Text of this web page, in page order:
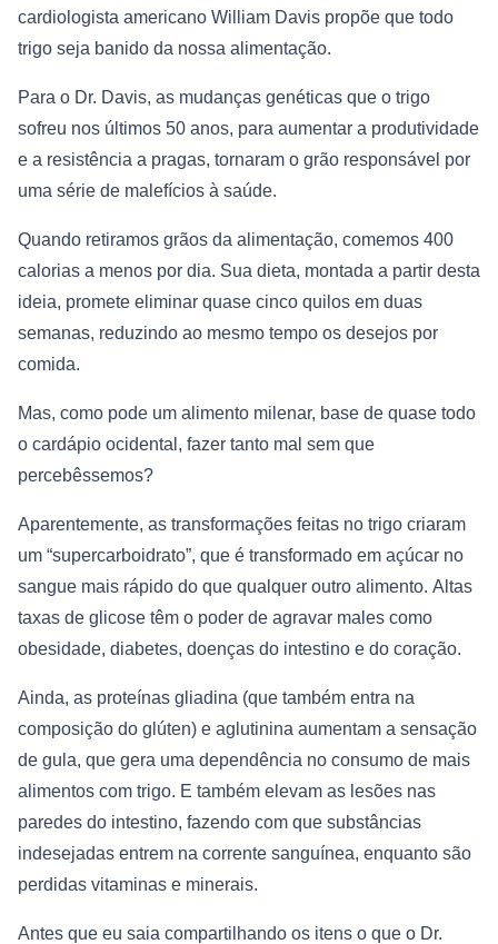
cardiologista americano William Davis propõe que todo
trigo seja banido da nossa alimentação.
Para o Dr. Davis, as mudanças genéticas que o trigo
sofreu nos últimos 50 anos, para aumentar a produtividade
e a resistência a pragas, tornaram o grão responsável por
uma série de malefícios à saúde.
Quando retiramos grãos da alimentação, comemos 400
calorias a menos por dia. Sua dieta, montada a partir desta
ideia, promete eliminar quase cinco quilos em duas
semanas, reduzindo ao mesmo tempo os desejos por
comida.
Mas, como pode um alimento milenar, base de quase todo
o cardápio ocidental, fazer tanto mal sem que
percebêssemos?
Aparentemente, as transformações feitas no trigo criaram
um “supercarboidrato”, que é transformado em açúcar no
sangue mais rápido do que qualquer outro alimento. Altas
taxas de glicose têm o poder de agravar males como
obesidade, diabetes, doenças do intestino e do coração.
Ainda, as proteínas gliadina (que também entra na
composição do glúten) e aglutinina aumentam a sensação
de gula, que gera uma dependência no consumo de mais
alimentos com trigo. E também elevam as lesões nas
paredes do intestino, fazendo com que substâncias
indesejadas entrem na corrente sanguínea, enquanto são
perdidas vitaminas e minerais.
Antes que eu saia compartilhando os itens o que o Dr.